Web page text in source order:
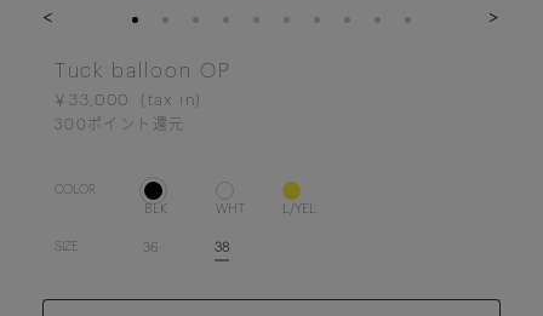
< >
Tuck balloon OP
￥33,000
300 ポイント還元
COLOR.
BLK WHT L/YEL
SIZE. 36 38